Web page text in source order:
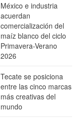
México e industria
acuerdan
comercialización del
maíz blanco del ciclo
Primavera-Verano
2026
Tecate se posiciona
entre las cinco marcas
más creativas del
mundo